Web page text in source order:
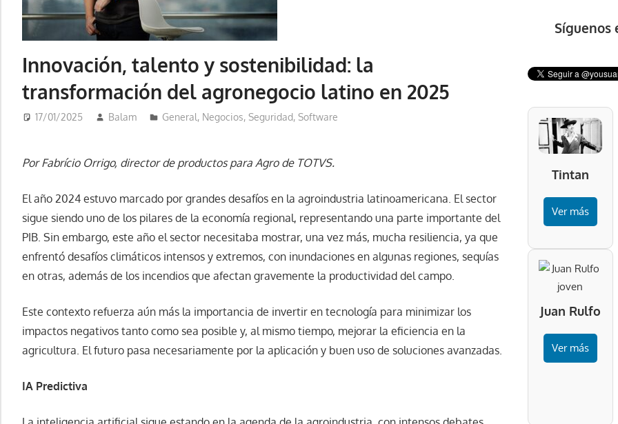
Innovación, talento y sostenibilidad: la
transformación del agronegocio latino en 2025
17/01/2025 Balam General, Negocios, Seguridad, Software
Por Fabrício Orrigo, director de productos para Agro de TOTVS.
El año 2024 estuvo marcado por grandes desafíos en la agroindustria latinoamericana. El sector
sigue siendo uno de los pilares de la economía regional, representando una parte importante del
PIB. Sin embargo, este año el sector necesitaba mostrar, una vez más, mucha resiliencia, ya que
enfrentó desafíos climáticos intensos y extremos, con inundaciones en algunas regiones, sequías
en otras, además de los incendios que afectan gravemente la productividad del campo.
Este contexto refuerza aún más la importancia de invertir en tecnología para minimizar los
impactos negativos tanto como sea posible y, al mismo tiempo, mejorar la eficiencia en la
agricultura. El futuro pasa necesariamente por la aplicación y buen uso de soluciones avanzadas.
IA Predictiva
Síguenos
Tintan
Ver más
Juan Rulfo
Ver más